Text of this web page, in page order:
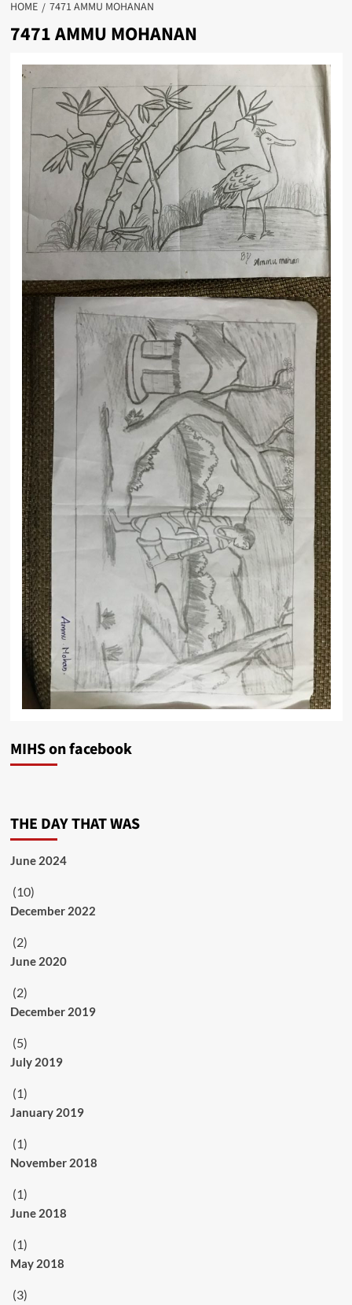
HOME 7471 AMMU MOHANAN
7471 AMMU MOHANAN
MIHS on facebook
THE DAY THAT WAS
June 2024
(10)
December 2022
(2)
June 2020
(2)
December 2019
(5)
July 2019
(1)
January 2019
(1)
November 2018
(1)
June 2018
(1)
May 2018
(3)